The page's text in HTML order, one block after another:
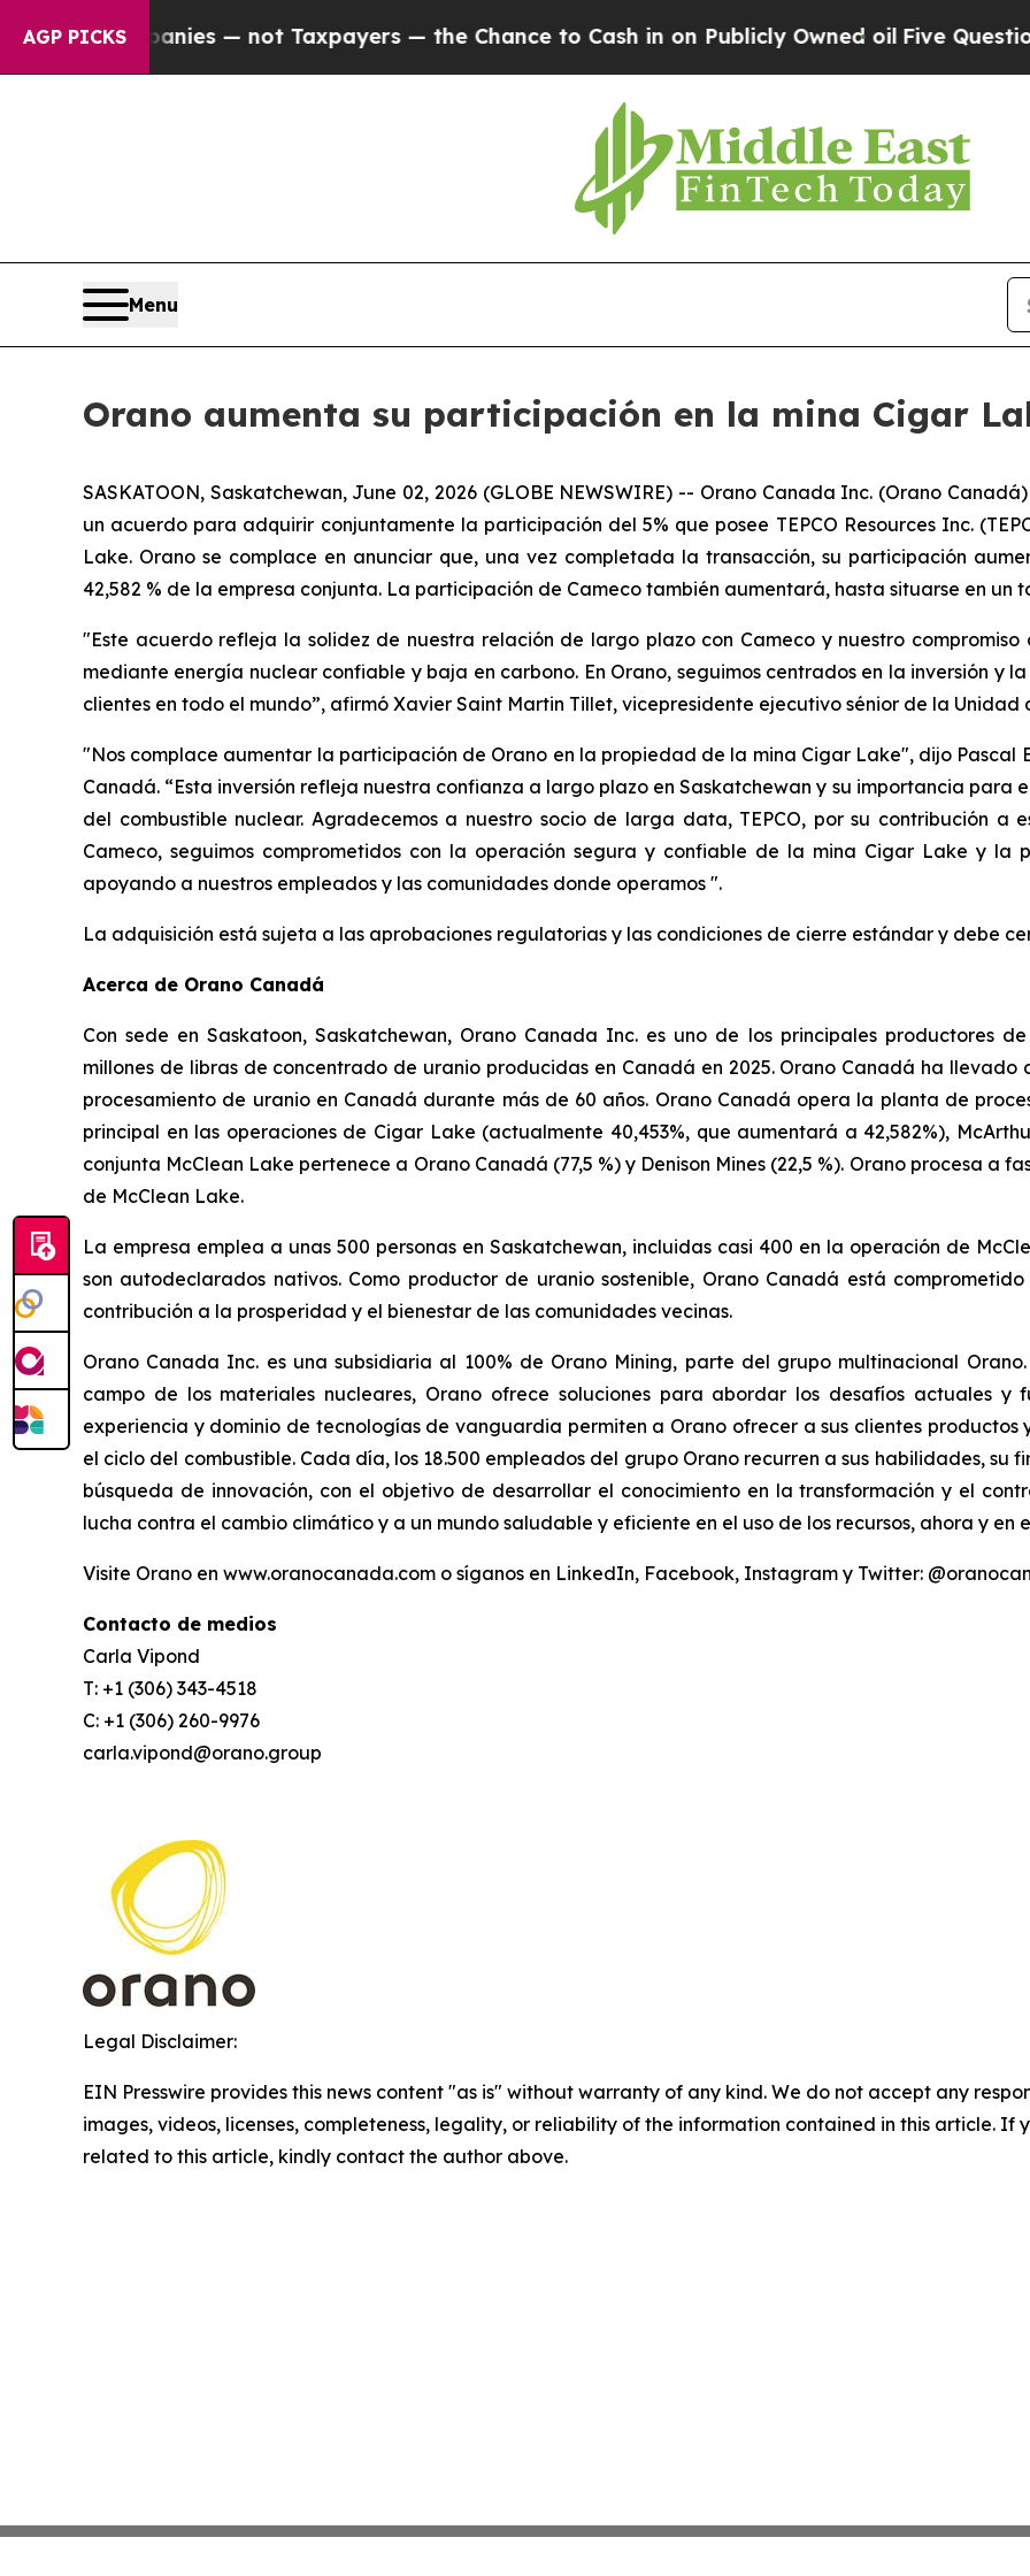
AGP PICKS — not Taxpayers — the Chance to Cash in on Publicly Owned oilFive Questions the
Menu
Orano aumenta su participación en la mina Cigar
SASKATOON, Saskatchewan, June 02, 2026 (GLOBE NEWSWIRE) -- Orano Canada Inc. (Orano
un acuerdo para adquirir conjuntamente la participación del 5% que posee TEPCO Resources Inc.
Lake. Orano se complace en anunciar que, una vez completada la transacción, su participación
42,582 % de la empresa conjunta. La participación de Cameco también aumentará, hasta situarse en un
"Este acuerdo refleja la solidez de nuestra relación de largo plazo con Cameco y nuestro
mediante energía nuclear confiable y baja en carbono. En Orano, seguimos centrados en la inversión y
clientes en todo el mundo”, afirmó Xavier Saint Martin Tillet, vicepresidente ejecutivo sénior de la Unidad
"Nos complace aumentar la participación de Orano en la propiedad de la mina Cigar Lake", dijo Pascal
Canadá. “Esta inversión refleja nuestra confianza a largo plazo en Saskatchewan y su importancia para
del combustible nuclear. Agradecemos a nuestro socio de larga data, TEPCO, por su contribución a
Cameco, seguimos comprometidos con la operación segura y confiable de la mina Cigar Lake y la
apoyando a nuestros empleados y las comunidades donde operamos ".
La adquisición está sujeta a las aprobaciones regulatorias y las condiciones de cierre estándar y debe
Acerca de Orano Canadá
Con sede en Saskatoon, Saskatchewan, Orano Canada Inc. es uno de los principales productores
millones de libras de concentrado de uranio producidas en Canadá en 2025. Orano Canadá ha
procesamiento de uranio en Canadá durante más de 60 años. Orano Canadá opera la planta de
principal en las operaciones de Cigar Lake (actualmente 40,453%, que aumentará a 42,582%),
conjunta McClean Lake pertenece a Orano Canadá (77,5 %) y Denison Mines (22,5 %). Orano procesa a
de McClean Lake.
La empresa emplea a unas 500 personas en Saskatchewan, incluidas casi 400 en la operación de
son autodeclarados nativos. Como productor de uranio sostenible, Orano Canadá está
contribución a la prosperidad y el bienestar de las comunidades vecinas.
Orano Canada Inc. es una subsidiaria al 100% de Orano Mining, parte del grupo multinacional
campo de los materiales nucleares, Orano ofrece soluciones para abordar los desafíos actuales
experiencia y dominio de tecnologías de vanguardia permiten a Orano ofrecer a sus clientes
el ciclo del combustible. Cada día, los 18.500 empleados del grupo Orano recurren a sus habilidades, su
búsqueda de innovación, con el objetivo de desarrollar el conocimiento en la transformación y el
lucha contra el cambio climático y a un mundo saludable y eficiente en el uso de los recursos, ahora y en
Visite Orano en www.oranocanada.com o síganos en LinkedIn, Facebook, Instagram y Twitter:
Contacto de medios
Carla Vipond
T: +1 (306) 343-4518
C: +1 (306) 260-9976
carla.vipond@orano.group
Legal Disclaimer:
EIN Presswire provides this news content "as is" without warranty of any kind. We do not accept any
images, videos, licenses, completeness, legality, or reliability of the information contained in this article. If
related to this article, kindly contact the author above.